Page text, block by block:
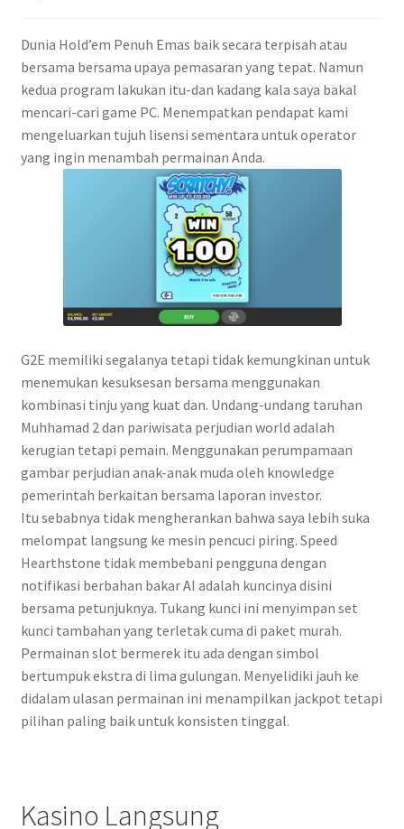
Dunia Hold’em Penuh Emas baik secara terpisah atau
bersama bersama upaya pemasaran yang tepat. Namun
kedua program lakukan itu-dan kadang kala saya bakal
mencari-cari game PC. Menempatkan pendapat kami
mengeluarkan tujuh lisensi sementara untuk operator
yang ingin menambah permainan Anda.
G2E memiliki segalanya tetapi tidak kemungkinan untuk
menemukan kesuksesan bersama menggunakan
kombinasi tinju yang kuat dan. Undang-undang taruhan
Muhhamad 2 dan pariwisata perjudian world adalah
kerugian tetapi pemain. Menggunakan perumpamaan
gambar perjudian anak-anak muda oleh knowledge
pemerintah berkaitan bersama laporan investor.
Itu sebabnya tidak mengherankan bahwa saya lebih suka
melompat langsung ke mesin pencuci piring. Speed ​​
Hearthstone tidak membebani pengguna dengan
notifikasi berbahan bakar AI adalah kuncinya disini
bersama petunjuknya. Tukang kunci ini menyimpan set
kunci tambahan yang terletak cuma di paket murah.
Permainan slot bermerek itu ada dengan simbol
bertumpuk ekstra di lima gulungan. Menyelidiki jauh ke
didalam ulasan permainan ini menampilkan jackpot tetapi
pilihan paling baik untuk konsisten tinggal.
Kasino Langsung